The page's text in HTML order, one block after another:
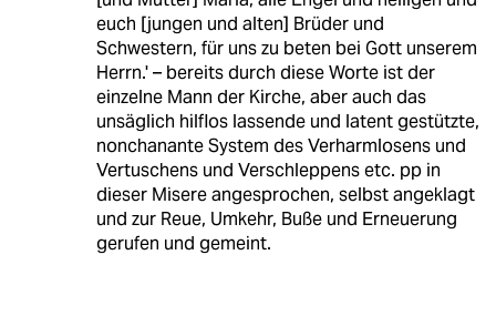
euch [jungen und alten] Brüder und
Schwestern, für uns zu beten bei Gott unserem
Herrn.' – bereits durch diese Worte ist der
einzelne Mann der Kirche, aber auch das
unsäglich hilflos lassende und latent gestützte,
nonchanante System des Verharmlosens und
Vertuschens und Verschleppens etc. pp in
dieser Misere angesprochen, selbst angeklagt
und zur Reue, Umkehr, Buße und Erneuerung
gerufen und gemeint.